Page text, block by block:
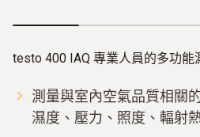
testo 400 IAQ 專業人員的多功能
測量與室內空氣品質相關
濕度、壓力、照度、輻射